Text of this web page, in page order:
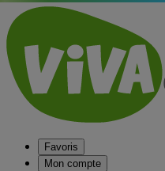
Favoris
Mon compte